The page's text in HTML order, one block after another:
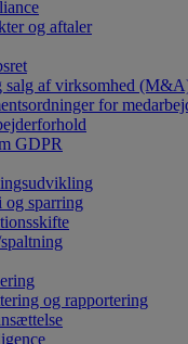
og aftaler
salg af virksomhed
for
GDPR
og sparring
og rapportering